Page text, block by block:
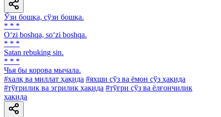
Ўзи бошқа, сўзи бошқа.
* * *
O‘zi boshqa, so‘zi boshqa.
* * *
Satan rebuking sin.
* * *
Чья бы корова мычала.
#халқ ва миллат ҳақида #яхши сўз ва ёмон сўз ҳақида
#тўғрилик ва эгрилик ҳақида #тўғри сўз ва ёлғончилик
ҳақида